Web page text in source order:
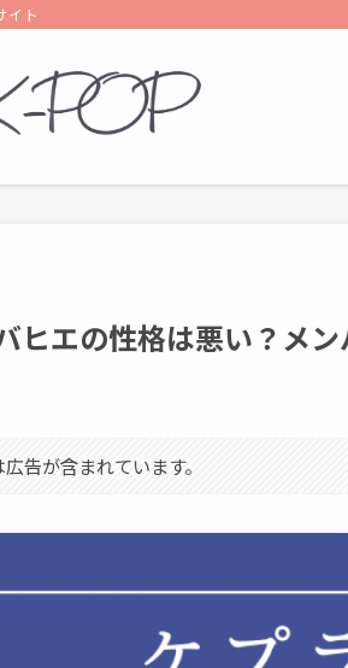
イト
ヒエの性格は悪い？メ
告が含まれています。